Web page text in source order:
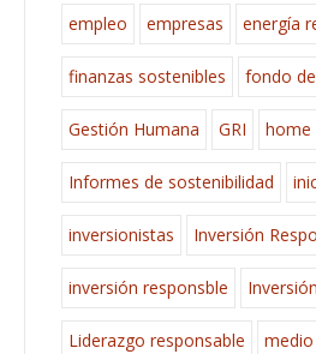
empleo empresas energía
finanzas sostenibles fondo
Gestión Humana GRI home
Informes de sostenibilidad
inversionistas Inversión
inversión responsble
Liderazgo responsable